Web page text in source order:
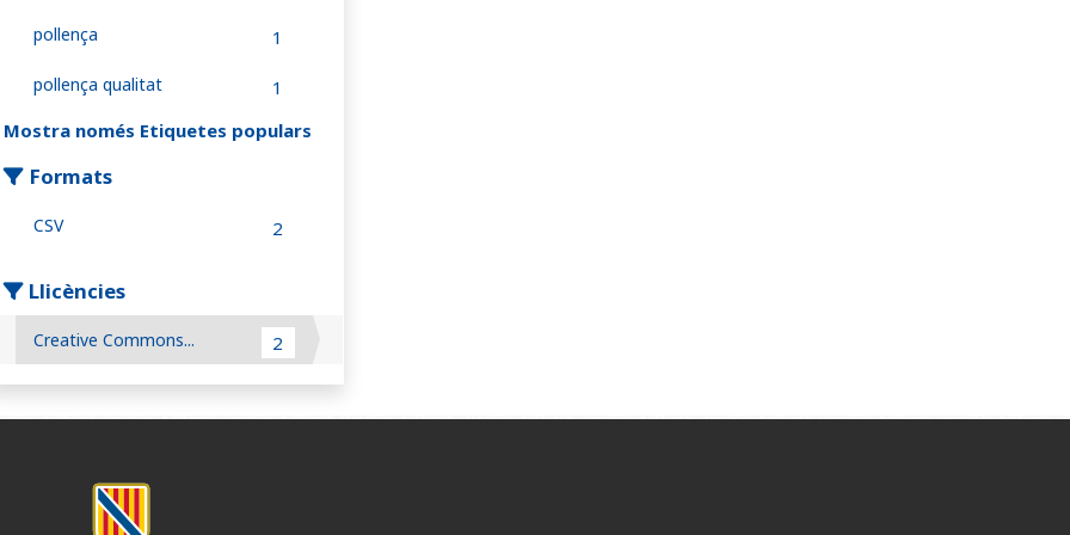
pollença 1
pollença qualitat
1
Mostra només Etiquetes populars
Formats
CSV 2
Llicències
Creative Commons... 2